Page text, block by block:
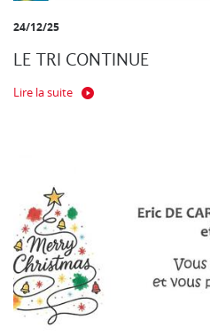
24/12/25
LE TRI CONTINUE
Lire la suite